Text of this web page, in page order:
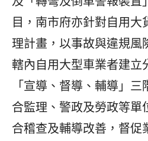
目，南市府亦針對自用
理計畫，以事故與違規風
轄內自用大型車業者建立
「宣導、督導、輔導」
合監理、警政及勞政等單
合稽查及輔導改善，督促